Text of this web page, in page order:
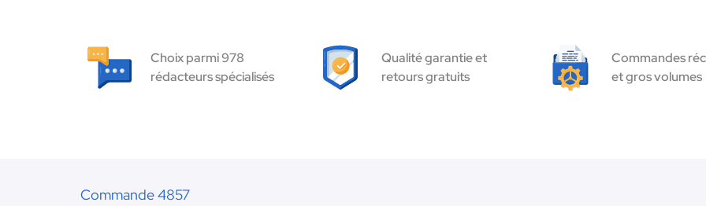
Choix parmi 978
rédacteurs spécialisés
Qualité garantie et
retours gratuits
Commandes
et gros volumes
Commande 4857